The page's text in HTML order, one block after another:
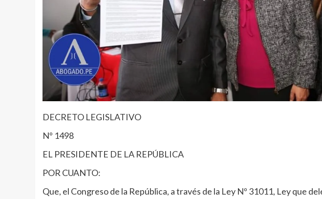
DECRETO LEGISLATIVO
Nº 1498
EL PRESIDENTE DE LA REPÚBLICA
POR CUANTO:
Que, el Congreso de la República, a través de la Ley Nº 31011, Ley que